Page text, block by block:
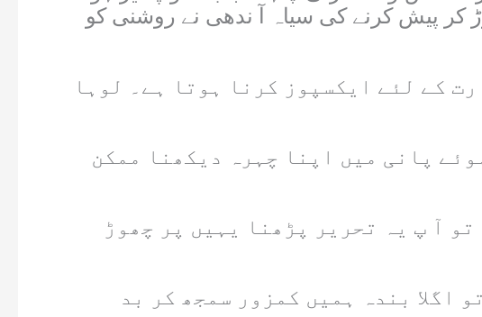
کر پیش کرنے کی سیاہ آ ندھی نے روشنی کو
کے لئے ایکسپوز کرنا ہوتا ہے۔ لوہا
پانی میں اپنا چہرہ دیکھنا ممکن
آ پ یہ تحریر پڑھنا یہیں پر چھوڑ
اگلا بندہ ہمیں کمزور سمجھ کر بد